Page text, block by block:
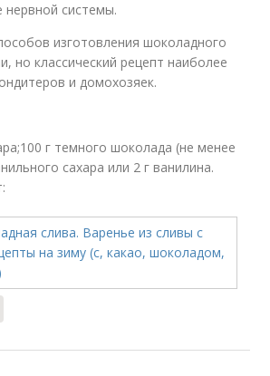
нервной системы.
изготовления шоколадного
но классический рецепт наиболее
и домохозяек.
г темного шоколада (не менее
сахара или 2 г ванилина.